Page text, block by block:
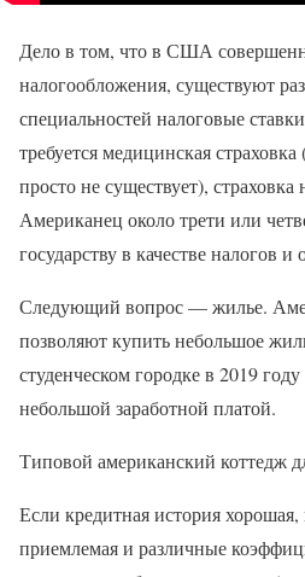
Дело в том, что в США
налогообложения, существуют
специальностей налоговые
требуется медицинская
просто не существует),
Американец около трети или
государству в качестве налогов и
Следующий вопрос — жилье.
позволяют купить небольшое
студенческом городке в 2019
небольшой заработной платой.
Типовой американский коттедж
Если кредитная история хорошая,
приемлемая и различные